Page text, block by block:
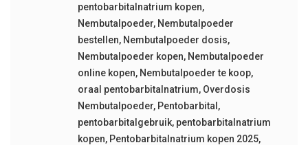
pentobarbitalnatrium kopen,
Nembutalpoeder, Nembutalpoeder
bestellen, Nembutalpoeder dosis,
Nembutalpoeder kopen, Nembutalpoeder
online kopen, Nembutalpoeder te koop,
oraal pentobarbitalnatrium, Overdosis
Nembutalpoeder, Pentobarbital ,
pentobarbitalgebruik, pentobarbitalnatrium
kopen, Pentobarbitalnatrium kopen 2025,